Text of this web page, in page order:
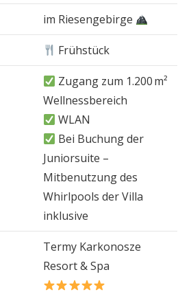
im Riesengebirge
Frühstück
Zugang zum 1.200 m²
Wellnessbereich
WLAN
Bei Buchung der
Juniorsuite –
Mitbenutzung des
Whirlpools der Villa
inklusive
Termy Karkonosze
Resort & Spa